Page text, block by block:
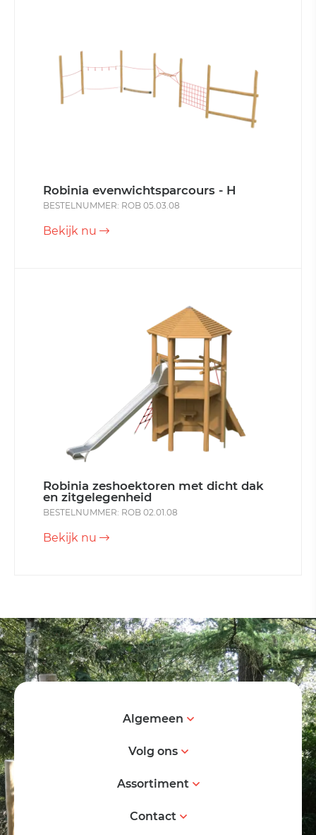
Robinia evenwichtsparcours - H
BESTELNUMMER: ROB 05.03.08
Bekijk nu
Robinia zeshoektoren met dicht dak
en zitgelegenheid
BESTELNUMMER: ROB 02.01.08
Bekijk nu
Algemeen
Volg ons
Assortiment
Contact